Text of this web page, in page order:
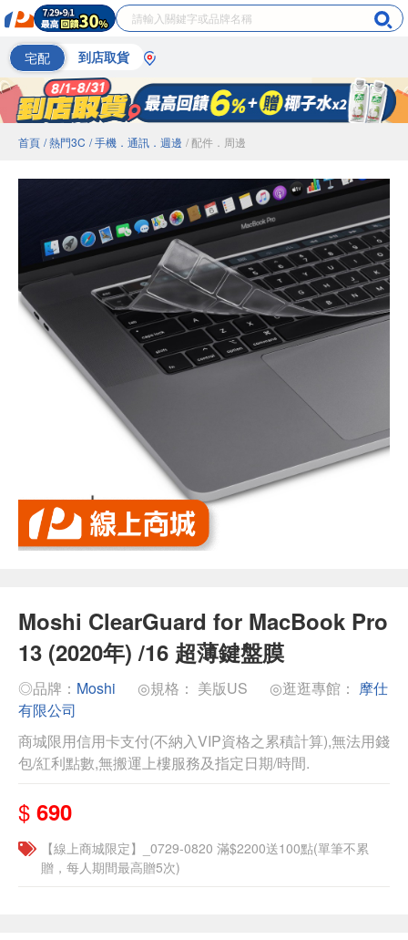
宅配 到店取貨
首頁 / 熱門3C / 手機．通訊．週邊 / 配件．周邊
Moshi ClearGuard for MacBook Pro
13 (2020年) /16 超薄鍵盤膜
◎品牌： Moshi ◎規格： 美版US ◎逛逛專館： 摩仕
有限公司
商城限用信用卡支付(不納入VIP資格之累積計算),無法用錢
包/紅利點數,無搬運上樓服務及指定日期/時間.
$ 690
【線上商城限定】_0729-0820 滿$2200送100點(單筆不累
贈，每人期間最高贈5次)